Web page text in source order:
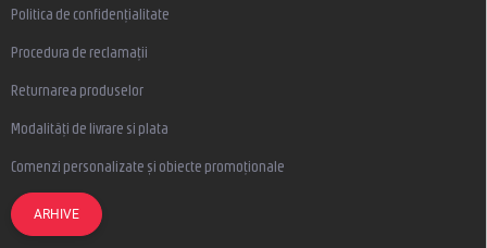
Politica de confidențialitate
Procedura de reclamații
Returnarea produselor
Modalități de livrare si plata
Comenzi personalizate și obiecte promoționale
ARHIVE